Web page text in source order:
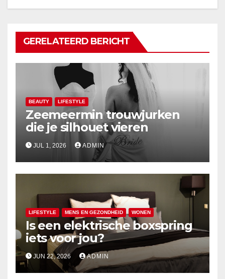
GERELATEERD BERICHT
BEAUTY LIFESTYLE
Zeemeermin trouwjurken
die je silhouet vieren
JUL 1, 2026 ADMIN
LIFESTYLE MENS EN GEZONDHEID WONEN
Is een elektrische boxspring
iets voor jou?
JUN 22, 2026 ADMIN